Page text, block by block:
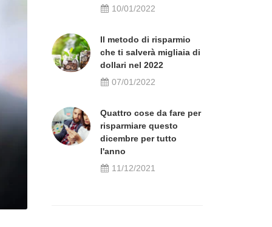
10/01/2022
Il metodo di risparmio
che ti salverà migliaia di
dollari nel 2022
07/01/2022
Quattro cose da fare per
risparmiare questo
dicembre per tutto
l'anno
11/12/2021